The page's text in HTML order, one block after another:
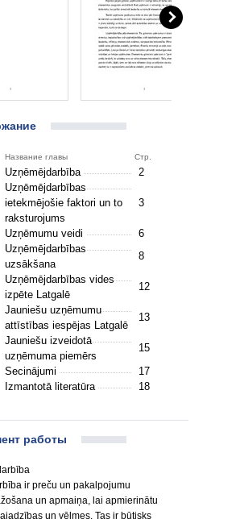
Название главы Стр.
Uzņēmējdarbība 2
Uzņēmējdarbības
ietekmējošie faktori un to
raksturojums
3
Uzņēmumu veidi
6
Uzņēmējdarbības
uzsākšana
8
Uzņēmējdarbības vides
izpēte Latgalē
12
Jauniešu uzņēmumu
attīstības iespējas Latgalē
13
Jauniešu izveidotā
uzņēmuma piemērs
15
Secinājumi
17
Izmantotā literatūra 18
работы
ir preču un pakalpojumu
un apmaiņa, lai apmierinātu
un vēlmes. Tas ir būtisks